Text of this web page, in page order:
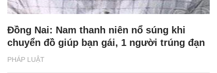
PHÁP LUẬT
Đồng Nai: Nam thanh niên nổ súng khi
chuyển đồ giúp bạn gái, 1 người trúng đạn